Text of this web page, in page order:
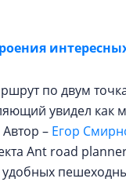
по двум
увидел
– Егор
Ant road